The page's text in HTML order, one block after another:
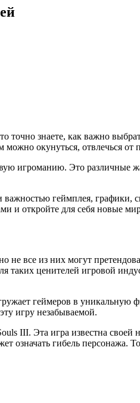
знаете, как важно
окунуться, отвлечься
игроманию. Это
геймплея, графики,
и откройте для себя новые
не все из них могут
ценителей игровой
геймеров в
игру незабываемой.
III. Эта игра известна своей
означать гибель персонажа.